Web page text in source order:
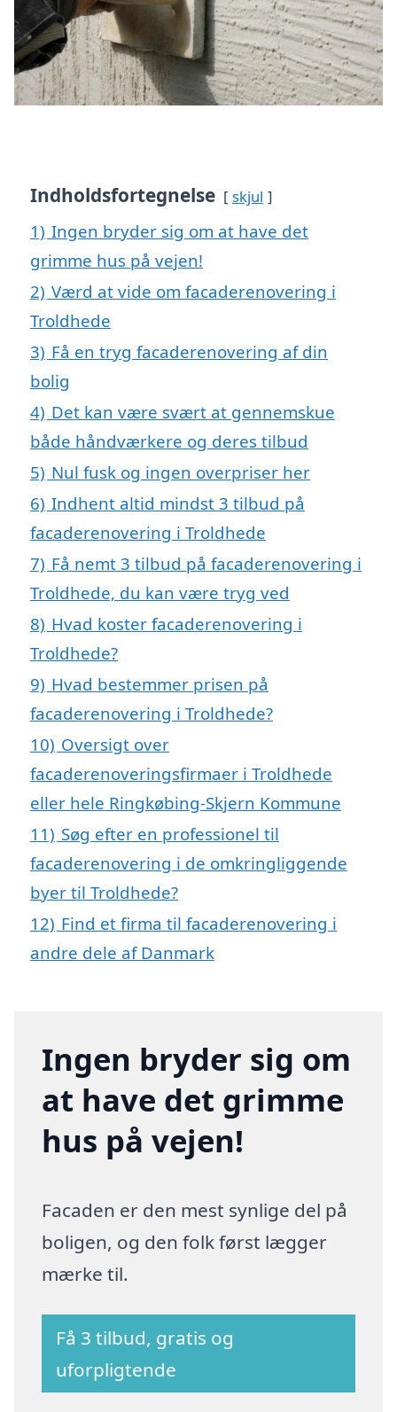
Indholdsfortegnelse skjul
1) Ingen bryder sig om at have det
grimme hus på vejen!
2) Værd at vide om facaderenovering i
Troldhede
3) Få en tryg facaderenovering af din
bolig
4) Det kan være svært at gennemskue
både håndværkere og deres tilbud
5) Nul fusk og ingen overpriser her
6) Indhent altid mindst 3 tilbud på
facaderenovering i Troldhede
7) Få nemt 3 tilbud på facaderenovering i
Troldhede, du kan være tryg ved
8) Hvad koster facaderenovering i
Troldhede?
9) Hvad bestemmer prisen på
facaderenovering i Troldhede?
10) Oversigt over
facaderenoveringsfirmaer i Troldhede
eller hele Ringkøbing-Skjern Kommune
11) Søg efter en professionel til
facaderenovering i de omkringliggende
byer til Troldhede?
12) Find et firma til facaderenovering i
andre dele af Danmark
Ingen bryder sig om
at have det grimme
hus på vejen!
Facaden er den mest synlige del på
boligen, og den folk først lægger
mærke til.
Få 3 tilbud, gratis og
uforpligtende